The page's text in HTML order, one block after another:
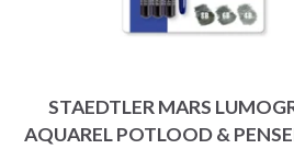
STAEDTLER MARS
AQUAREL POTLOOD &